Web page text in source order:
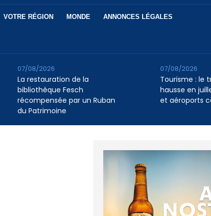
VOTRE RÉGION MONDE ANNONCES LÉGALES
La restauration de la
bibliothèque Fesch
récompensée par un Ruban
du Patrimoine
07/08/2026
Tourisme : le
hausse en
et aéroports
07/08/2026